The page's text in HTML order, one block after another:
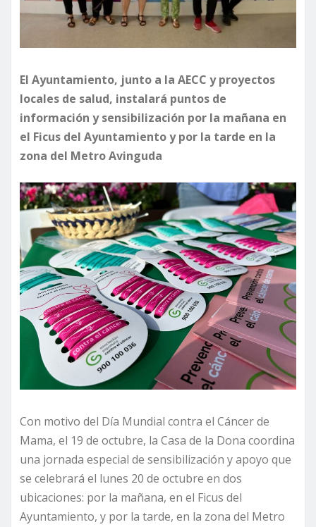
El Ayuntamiento, junto a la AECC y proyectos
locales de salud, instalará puntos de
información y sensibilización por la mañana en
el Ficus del Ayuntamiento y por la tarde en la
zona del Metro Avinguda
Con motivo del Día Mundial contra el Cáncer de
Mama, el 19 de octubre, la Casa de la Dona coordina
una jornada especial de sensibilización y apoyo que
se celebrará el lunes 20 de octubre en dos
ubicaciones: por la mañana, en el Ficus del
Ayuntamiento, y por la tarde, en la zona del Metro